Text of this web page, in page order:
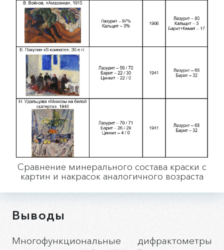
Сравнение минерального состава краски с
картин и накрасок аналогичного возраста
Выводы
Многофункциональные дифрактометры